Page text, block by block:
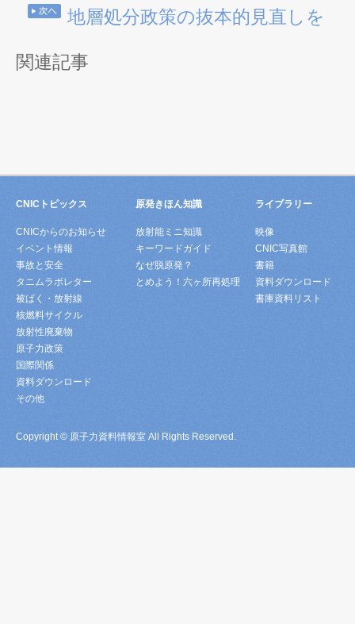
地層処分政策の抜本的見直しを
関連記事
CNICトピックス
CNICからのお知らせ
イベント情報
事故と安全
タニムラボレター
被ばく・放射線
核燃料サイクル
放射性廃棄物
原子力政策
国際関係
資料ダウンロード
その他
原発きほん知識
放射能ミニ知識
キーワードガイド
なぜ脱原発？
とめよう！六ヶ所再処理
ライブラリー
映像
CNIC写真館
書籍
資料ダウンロード
書庫資料リスト
Copyright © 原子力資料情報室 All Rights Reserved.